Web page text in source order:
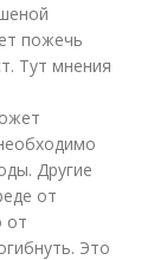
пожечь
Тут мнения
Другие
от
от
Это